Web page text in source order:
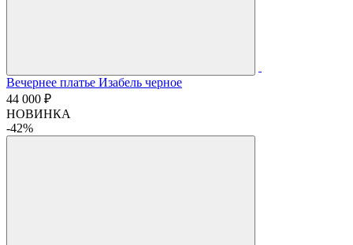
Вечернее платье Изабель черное
44 000 ₽
НОВИНКА
-42%